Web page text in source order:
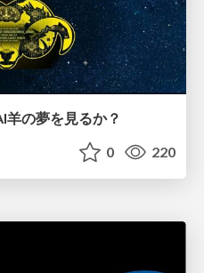
羊の夢を見るか？
0 220